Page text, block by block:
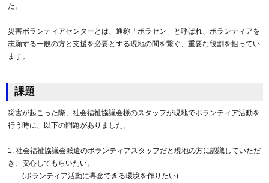
た。
災害ボランティアセンターとは、通称「ボラセン」と呼ばれ、ボランティアを
志願する一般の方と支援を必要とする現地の間を繋ぐ、重要な役割を担ってい
ます。
課題
災害が起こった際、社会福祉協議会様のスタッフが現地でボランティア活動を
行う時に、以下の問題がありました。
1. 社会福祉協議会派遣のボランティアスタッフだと現地の方に認識していただ
き、安心してもらいたい。
(ボランティア活動に専念できる環境を作りたい)